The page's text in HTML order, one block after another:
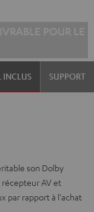
INCLUS SUPPORT
son Dolby
AV et
par rapport à l'achat